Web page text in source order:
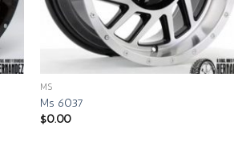
MS
Ms 6037
$0.00